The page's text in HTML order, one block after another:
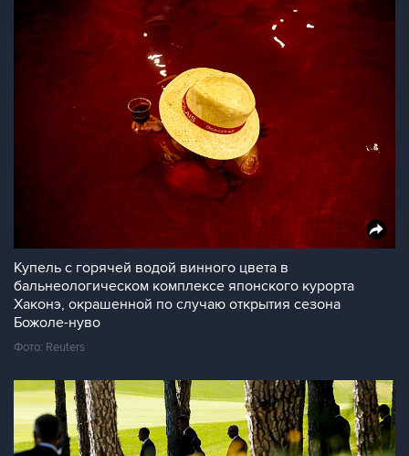
Купель с горячей водой винного цвета в
бальнеологическом комплексе японского курорта
Хаконэ, окрашенной по случаю открытия сезона
Божоле-нуво
Фото: Reuters